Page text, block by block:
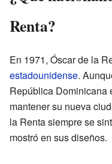
Renta?
En 1971, Óscar de la
estadounidense.
República Dominicana
mantener su nueva
la Renta siempre se
mostró en sus diseños.